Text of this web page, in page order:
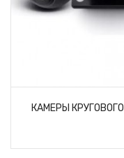
КАМЕРЫ КРУГОВОГО